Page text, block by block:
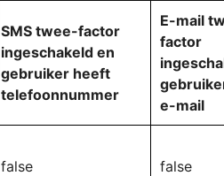
SMS twee-factor
ingeschakeld en
gebruiker heeft
telefoonnummer
E-mail
factor
e-mail
false false